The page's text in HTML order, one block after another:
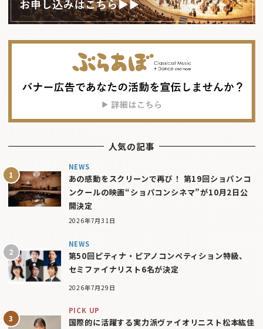
人気の記事
NEWS
あの感動をスクリーンで再び！ 第19回ショパンコ
ンクールの映画“ショパコンシネマ”が10月2日公
開決定
2026年7月31日
NEWS
第50回ピティナ・ピアノコンペティション特級、
セミファイナリスト6名が決定
2026年7月29日
PICK UP
国際的に活躍する実力派ヴァイオリニスト松本紘佳